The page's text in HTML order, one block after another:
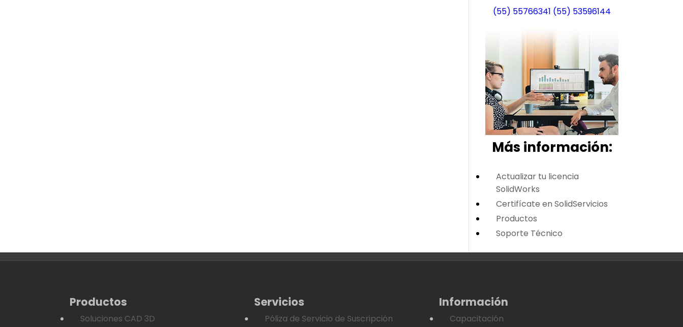
(55) 55766341 (55) 53596144
Más información:
Actualizar tu licencia
SolidWorks
Certifícate en SolidServicios
Productos
Soporte Técnico
Productos
Soluciones CAD 3D
Servicios
Póliza de Servicio de Suscripción
Información
Capacitación